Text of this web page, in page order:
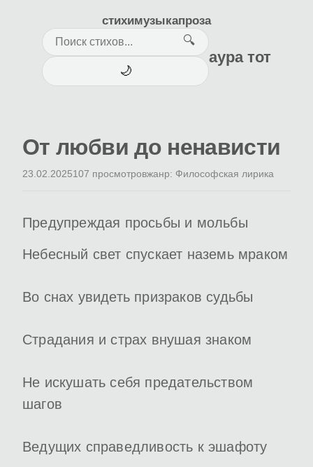
стихимузыкапроза
🔍
🌙
аура тот
От любви до ненависти
23.02.2025107 просмотровжанр: Философская лирика
Предупреждая просьбы и мольбы
Небесный свет спускает наземь мраком
Во снах увидеть призраков судьбы
Страдания и страх внушая знаком
Не искушать себя предательством
шагов
Ведущих справедливость к эшафоту